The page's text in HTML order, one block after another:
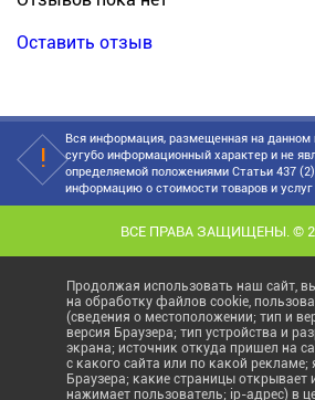
Оставить отзыв
Вся информация, размещенная на данном
сугубо информационный характер и не
определяемой положениями Статьи 437
информацию о стоимости товаров и услуг
ВСЕ ПРАВА ЗАЩИЩЕНЫ. ©
Продолжая использовать наш сайт,
на обработку файлов cookie,
(сведения о местоположении; тип и
версия Браузера; тип устройства и
экрана; источник откуда пришел на
с какого сайта или по какой рекламе;
Браузера; какие страницы открывает
нажимает пользователь; ip-адрес) в